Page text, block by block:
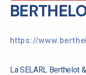
https://
La SELARL Berthelot